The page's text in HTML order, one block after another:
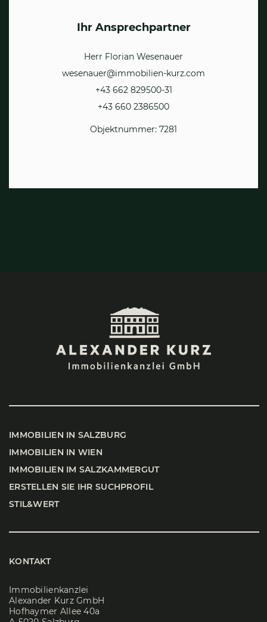
Ihr Ansprechpartner
Herr Florian Wesenauer
wesenauer@immobilien-kurz.com
+43 662 829500-31
+43 660 2386500
Objektnummer: 7281
IMMO­BI­LI­EN IN SALZ­BURG
IMMO­BI­LI­EN IN WIEN
IMMO­BI­LI­EN IM SALZ­KAM­MER­GUT
ERSTEL­LEN SIE IHR SUCH­PRO­FIL
STIL&WERT
KONTAKT
Immobilienkanzlei
Alexander Kurz GmbH
Hofhaymer Allee 40a